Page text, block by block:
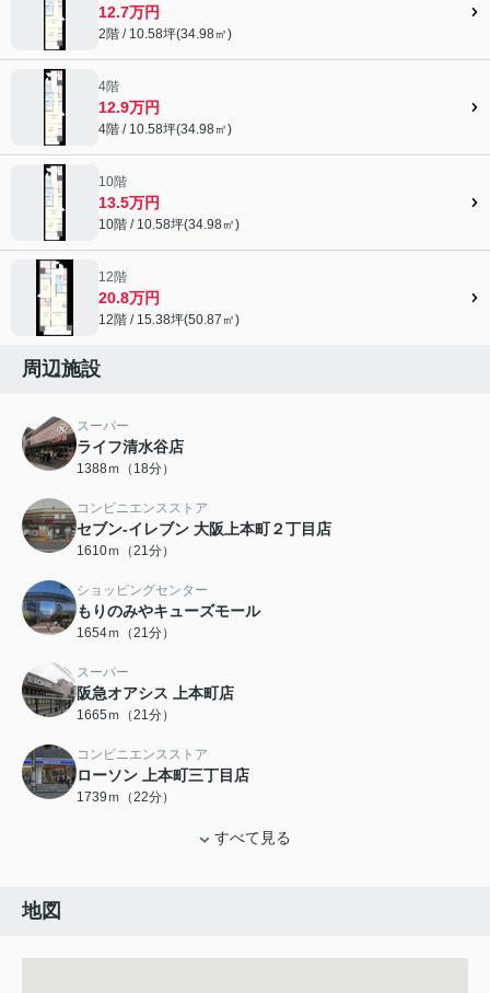
12.7万円
2階 / 10.58坪(34.98㎡)
4階
12.9万円
4階 / 10.58坪(34.98㎡)
10階
13.5万円
10階 / 10.58坪(34.98㎡)
12階
20.8万円
12階 / 15.38坪(50.87㎡)
周辺施設
スーパー
ライフ清水谷店
1388ｍ（18分）
コンビニエンスストア
セブン-イレブン 大阪上本町２丁目店
1610ｍ（21分）
ショッピングセンター
もりのみやキューズモール
1654ｍ（21分）
スーパー
阪急オアシス 上本町店
1665ｍ（21分）
コンビニエンスストア
ローソン 上本町三丁目店
1739ｍ（22分）
すべて見る
地図